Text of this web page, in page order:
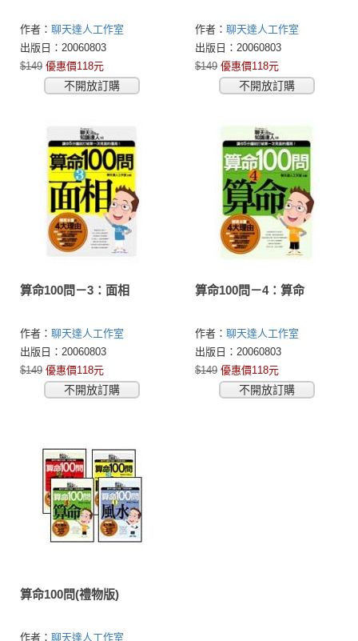
作者： 聊天達人工作室
出版日：20060803
$149 優惠價118元
不開放訂購
作者： 聊天達人工作室
出版日：20060803
$149 優惠價118元
不開放訂購
算命100問－3：面相
作者： 聊天達人工作室
出版日：20060803
$149 優惠價118元
不開放訂購
算命100問－4：算命
作者： 聊天達人工作室
出版日：20060803
$149 優惠價118元
不開放訂購
算命100問(禮物版)
作者： 聊天達人工作室